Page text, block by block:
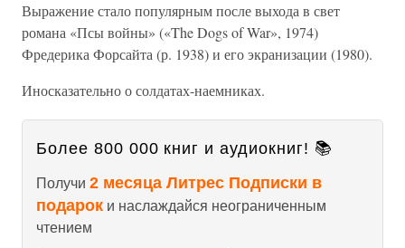
Выражение стало популярным после выхода в свет
романа «Псы войны» («The Dogs of War», 1974)
Фредерика Форсайта (р. 1938) и его экранизации (1980).
Иносказательно о солдатах-наемниках.
Более 800 000 книг и аудиокниг! 📚
Получи 2 месяца Литрес Подписки в
подарок и наслаждайся неограниченным
чтением